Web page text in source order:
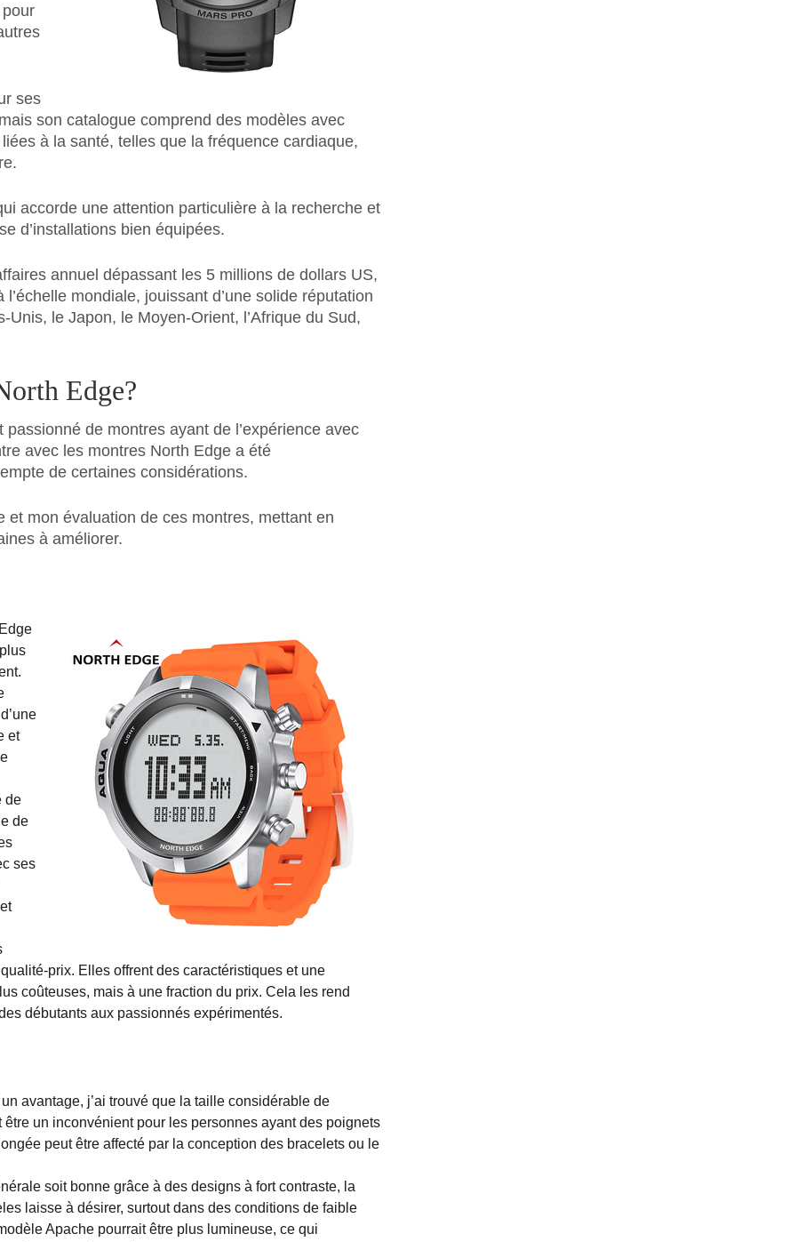
ses
son catalogue comprend des modèles avec
à la santé, telles que la fréquence cardiaque,
accorde une attention particulière à la recherche et
d’installations bien équipées.
annuel dépassant les 5 millions de dollars US,
mondiale, jouissant d’une solide réputation
le Japon, le Moyen-Orient, l’Afrique du Sud,
Edge?
passionné de montres ayant de l’expérience avec
avec les montres North Edge a été
de certaines considérations.
mon évaluation de ces montres, mettant en
à améliorer.
et
de
de
ses
prix. Elles offrent des caractéristiques et une
coûteuses, mais à une fraction du prix. Cela les rend
débutants aux passionnés expérimentés.
avantage, j’ai trouvé que la taille considérable de
un inconvénient pour les personnes ayant des poignets
peut être affecté par la conception des bracelets ou le
soit bonne grâce à des designs à fort contraste, la
laisse à désirer, surtout dans des conditions de faible
Apache pourrait être plus lumineuse, ce qui